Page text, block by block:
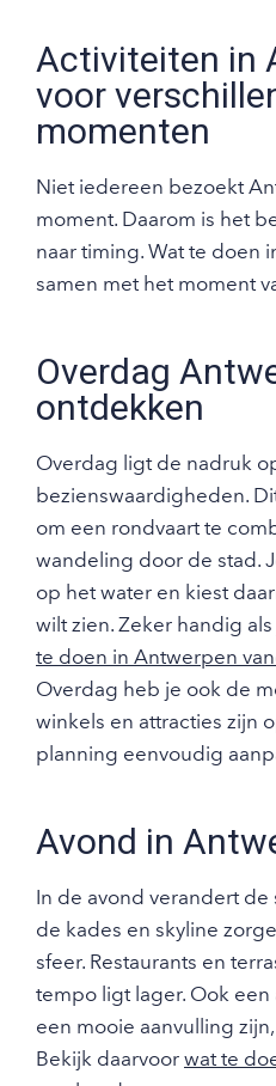
Activiteiten in
voor
momenten
Niet iedereen bezoekt
moment. Daarom is het
naar timing. Wat te doen
samen met het moment
Overdag
ontdekken
Overdag ligt de nadruk
bezienswaardigheden.
om een rondvaart te
wandeling door de stad.
op het water en kiest
wilt zien. Zeker handig
te doen in Antwerpen
Overdag heb je ook de
winkels en attracties zijn
planning eenvoudig
Avond in
In de avond verandert de
de kades en skyline
sfeer. Restaurants en
tempo ligt lager. Ook
een mooie aanvulling
Bekijk daarvoor wat te